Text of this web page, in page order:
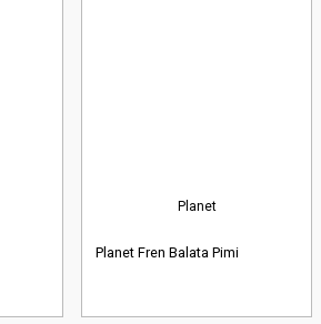
Planet
Planet Fren Balata Pimi